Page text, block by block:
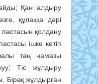
Қан алдыру
құлаққа дәрі
қолдану
ішке кетіп
таң намазы
Тіс жұлдыру
Бірақ жұлдырған